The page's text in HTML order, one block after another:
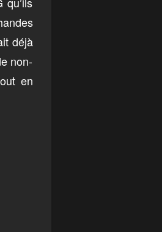
déjà
non-
en